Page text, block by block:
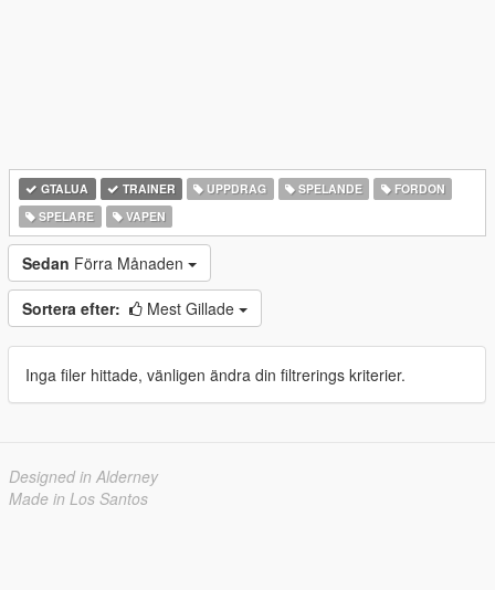
GTALUA TRAINER UPPDRAG SPELANDE
FORDON
SPELARE
VAPEN
Sedan Förra Månaden
Sortera efter: Mest Gillade
Inga filer hittade, vänligen ändra din filtrerings kriterier.
Designed in Alderney
Made in Los Santos